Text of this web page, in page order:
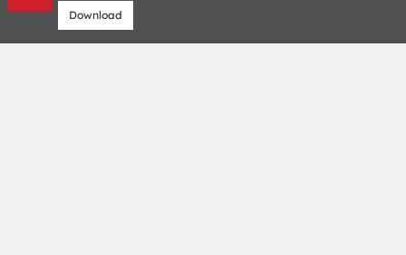
Download